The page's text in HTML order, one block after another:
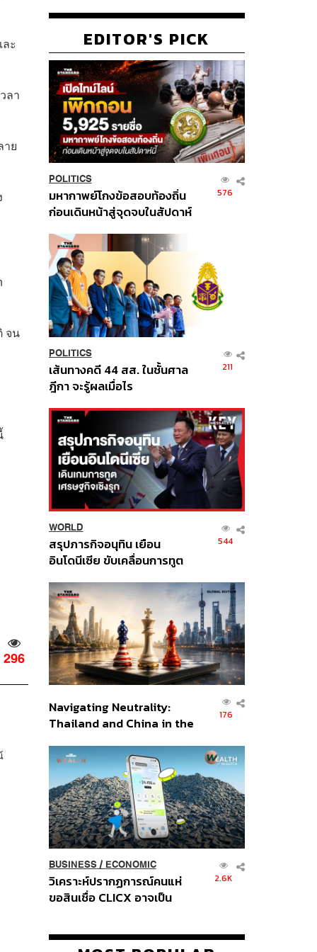
ะ
ลา
าย
จน
296
EDITOR'S PICK
POLITICS
มหากาพย์โกงข้อสอบท้องถิ่น
ก่อนเดินหน้าสู่จุดจบในสัปดาห์
576
POLITICS
เส้นทางคดี 44 สส. ในชั้นศาล
ฎีกา จะรู้ผลเมื่อไร
211
WORLD
สรุปภารกิจอนุทิน เยือน
อินโดนีเซีย ขับเคลื่อนการทูต
ส่วนยุทธศาสตร์ไทย –
อินโดนีเซีย
544
Navigating Neutrality:
Thailand and China in the
Order
176
BUSINESS/ ECONOMIC
วิเคราะห์ปรากฏการณ์คนแห่
ขอสินเชื่อ CLICX อาจเป็น
ปัญหาหนี้ครัวเรือนไทยที่ถูกซุก
2.6K